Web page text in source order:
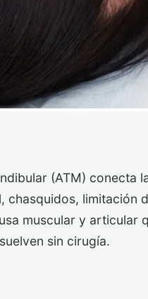
(ATM) conecta
chasquidos, limitación
muscular y articular
sin cirugía.